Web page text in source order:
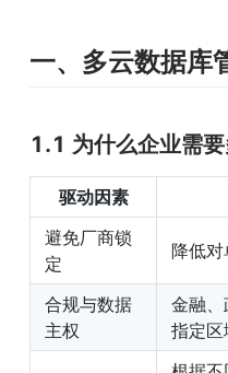
一、多云数据库
1.1 为什么企业需
驱动因素
避免厂商锁
定
降低
合规与数据
主权
金融、
指定区